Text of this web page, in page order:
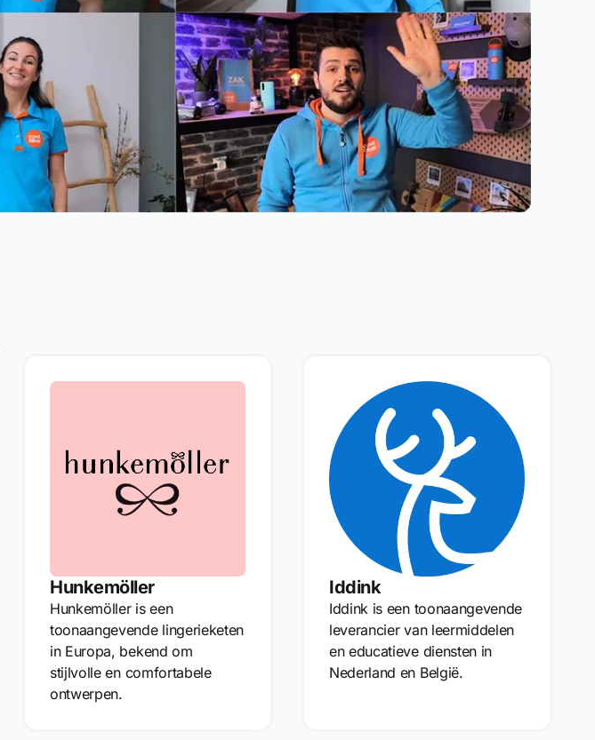
Hunkemöller
Hunkemöller is een
toonaangevende lingerieketen
in Europa, bekend om
stijlvolle en comfortabele
ontwerpen.
Iddink
Iddink is een toonaangevende
leverancier van leermiddelen
en educatieve diensten in
Nederland en België.